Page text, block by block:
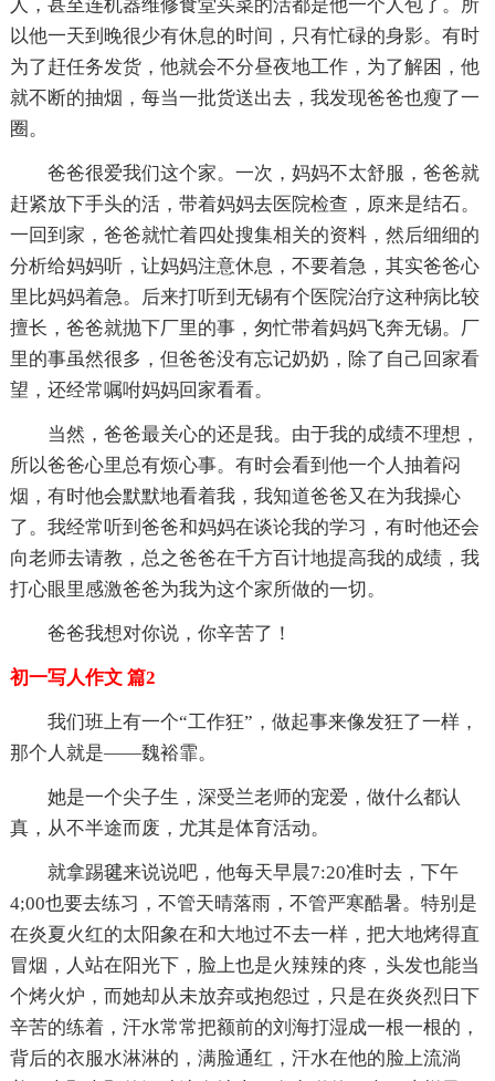
人，甚至连机器维修食堂买菜的活都是他一个人包了。所
以他一天到晚很少有休息的时间，只有忙碌的身影。有时
为了赶任务发货，他就会不分昼夜地工作，为了解困，他
就不断的抽烟，每当一批货送出去，我发现爸爸也瘦了一
圈。
爸爸很爱我们这个家。一次，妈妈不太舒服，爸爸就
赶紧放下手头的活，带着妈妈去医院检查，原来是结石。
一回到家，爸爸就忙着四处搜集相关的资料，然后细细的
分析给妈妈听，让妈妈注意休息，不要着急，其实爸爸心
里比妈妈着急。后来打听到无锡有个医院治疗这种病比较
擅长，爸爸就抛下厂里的事，匆忙带着妈妈飞奔无锡。厂
里的事虽然很多，但爸爸没有忘记奶奶，除了自己回家看
望，还经常嘱咐妈妈回家看看。
当然，爸爸最关心的还是我。由于我的成绩不理想，
所以爸爸心里总有烦心事。有时会看到他一个人抽着闷
烟，有时他会默默地看着我，我知道爸爸又在为我操心
了。我经常听到爸爸和妈妈在谈论我的学习，有时他还会
向老师去请教，总之爸爸在千方百计地提高我的成绩，我
打心眼里感激爸爸为我为这个家所做的一切。
爸爸我想对你说，你辛苦了！
初一写人作文 篇2
我们班上有一个“工作狂”，做起事来像发狂了一样，
那个人就是——魏裕霏。
她是一个尖子生，深受兰老师的宠爱，做什么都认
真，从不半途而废，尤其是体育活动。
就拿踢毽来说说吧，他每天早晨7:20准时去，下午
4;00也要去练习，不管天晴落雨，不管严寒酷暑。特别是
在炎夏火红的太阳象在和大地过不去一样，把大地烤得直
冒烟，人站在阳光下，脸上也是火辣辣的疼，头发也能当
个烤火炉，而她却从未放弃或抱怨过，只是在炎炎烈日下
辛苦的练着，汗水常常把额前的刘海打湿成一根一根的，
背后的衣服水淋淋的，满脸通红，汗水在他的脸上流淌